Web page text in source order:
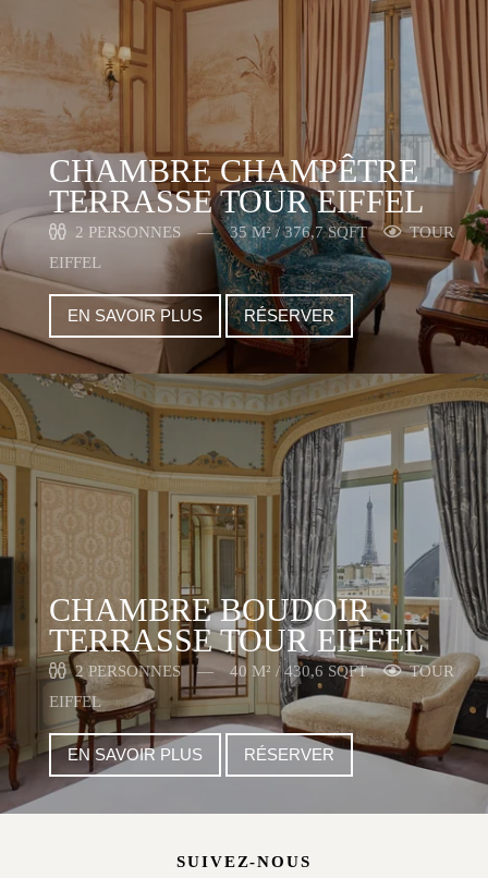
CHAMBRE CHAMPÊTRE
TERRASSE TOUR EIFFEL
2 PERSONNES 35 M² / 376,7 SQFT
TOUR
EIFFEL
EN SAVOIR PLUS RÉSERVER
CHAMBRE BOUDOIR
TERRASSE TOUR EIFFEL
2 PERSONNES 40 M² / 430,6 SQFT
TOUR
EIFFEL
EN SAVOIR PLUS RÉSERVER
SUIVEZ-NOUS